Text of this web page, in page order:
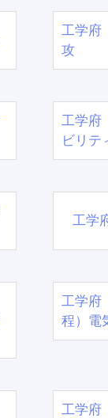
工学府
攻
工学府
ビリテ
工学
工学
程）電
工学